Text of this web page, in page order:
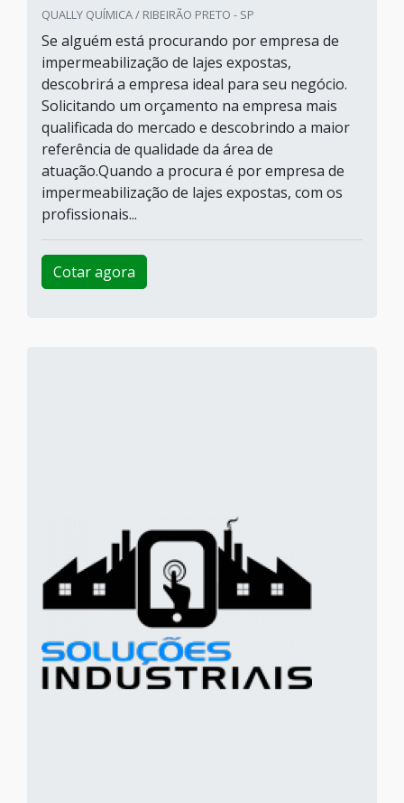
QUALLY QUÍMICA / RIBEIRÃO PRETO - SP
Se alguém está procurando por empresa de
impermeabilização de lajes expostas,
descobrirá a empresa ideal para seu negócio.
Solicitando um orçamento na empresa mais
qualificada do mercado e descobrindo a maior
referência de qualidade da área de
atuação.Quando a procura é por empresa de
impermeabilização de lajes expostas, com os
profissionais...
Cotar agora